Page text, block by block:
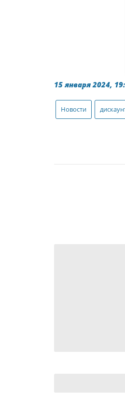
15 января 2024,
Новости